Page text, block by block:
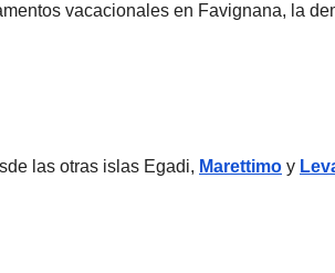
vacacionales en Favignana, la
las otras islas Egadi, Marettimo y